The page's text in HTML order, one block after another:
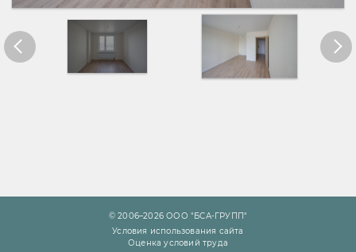
© 2006–2026 ООО "БСА-ГРУПП"
Условия использования сайта
Оценка условий труда